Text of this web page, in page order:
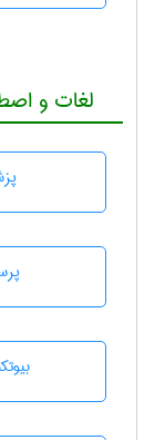
لغات و